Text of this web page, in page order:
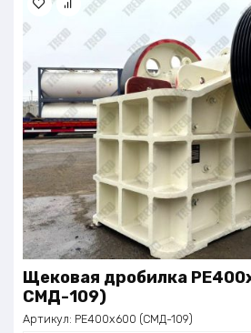
Щековая дробилка
СМД-109)
Артикул: PE400x600 (СМД-109)